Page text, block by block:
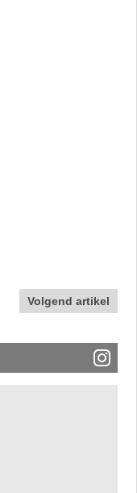
Volgend artikel